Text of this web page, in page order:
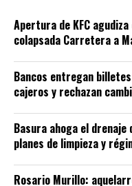
Apertura de KFC
colapsada Carretera a
Bancos entregan
cajeros y rechazan
Basura ahoga el drenaje
planes de limpieza y
Rosario Murillo: